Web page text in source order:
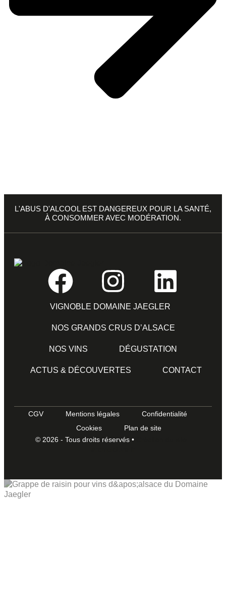
L'ABUS D'ALCOOL EST DANGEREUX POUR LA SANTÉ,
À CONSOMMER AVEC MODÉRATION.
VIGNOBLE DOMAINE JAEGLER
NOS GRANDS CRUS D’ALSACE
NOS VINS DÉGUSTATION
ACTUS & DÉCOUVERTES CONTACT
© 2026 - Tous droits réservés •
CGV Mentions légales
Confidentialité
Cookies
Plan de site